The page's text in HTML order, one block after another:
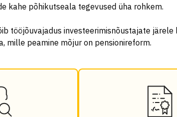
kahe põhikutseala tegevused üha rohkem.
tööjõuvajadus investeerimisnõustajate järele
mille peamine mõjur on pensionireform.